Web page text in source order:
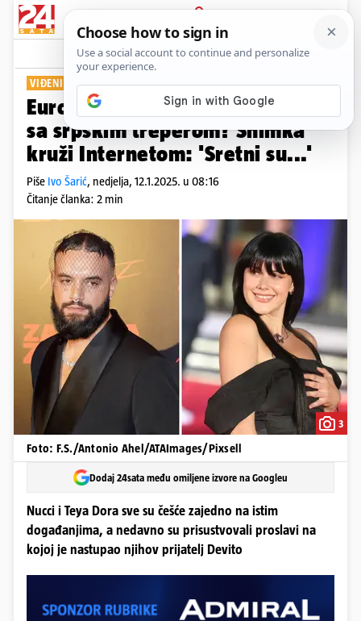
PRIJAVA
Show Komentari
VIĐENI NA ZABAVI
Eurovizijska predstavnica u vezi
sa srpskim treperom? Snimka
kruži Internetom: 'Sretni su...'
Piše Ivo Šarić, nedjelja, 12.1.2025. u 08:16
Čitanje članka: 2 min
3
Foto: F.S./Antonio Ahel/ATAImages/Pixsell
Dodaj 24sata među omiljene izvore na Googleu
Nucci i Teya Dora sve su češće zajedno na istim
događanjima, a nedavno su prisustvovali proslavi na
kojoj je nastupao njihov prijatelj Devito